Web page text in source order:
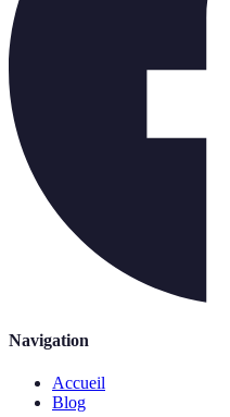
Navigation
Accueil
Blog